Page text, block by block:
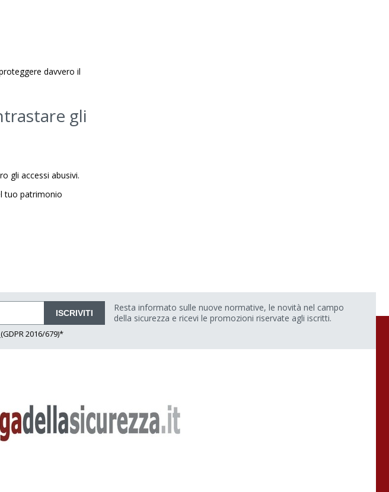
davvero il
gli
gli accessi abusivi.
tuo patrimonio
ISCRIVITI
(GDPR 2016/679)*
Resta informato sulle nuove normative, le novità nel campo
della sicurezza e ricevi le promozioni riservate agli iscritti.